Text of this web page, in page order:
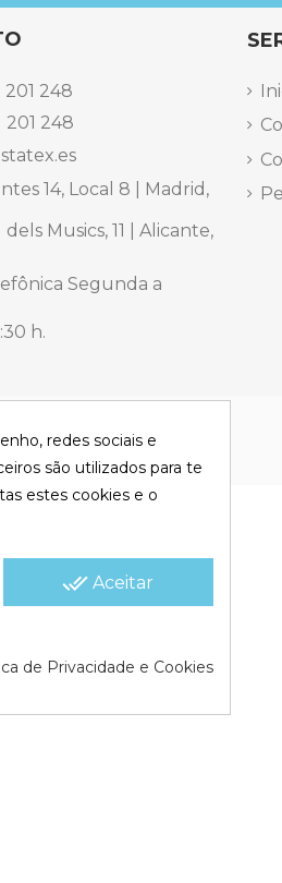
201 248
201 248
14, Local 8 | Madrid,
Musics, 11 | Alicante,
Segunda a
h.
redes sociais e
são utilizados para te
estes cookies e o
done_all Aceitar
de Privacidade e Cookies